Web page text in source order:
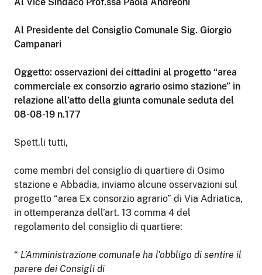
Al Presidente del Consiglio Comunale Sig. Giorgio
Campanari
Oggetto: osservazioni dei cittadini al progetto “area
commerciale ex consorzio agrario osimo stazione” in
relazione all’atto della giunta comunale seduta del
08-08-19 n.177
Spett.li tutti,
come membri del consiglio di quartiere di Osimo
stazione e Abbadia, inviamo alcune osservazioni sul
progetto “area Ex consorzio agrario” di Via Adriatica,
in ottemperanza dell’art. 13 comma 4 del
regolamento del consiglio di quartiere:
“ L’Amministrazione comunale ha l’obbligo di sentire il
parere dei Consigli di